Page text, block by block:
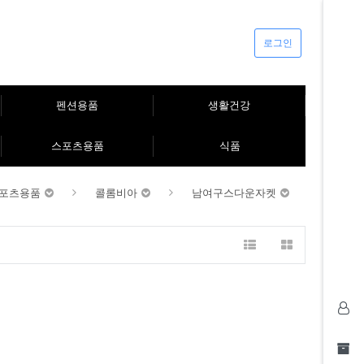
로그인
펜션용품 생활건강
스포츠용품 식품
츠용품 콜롬비아 남여구스다운자켓